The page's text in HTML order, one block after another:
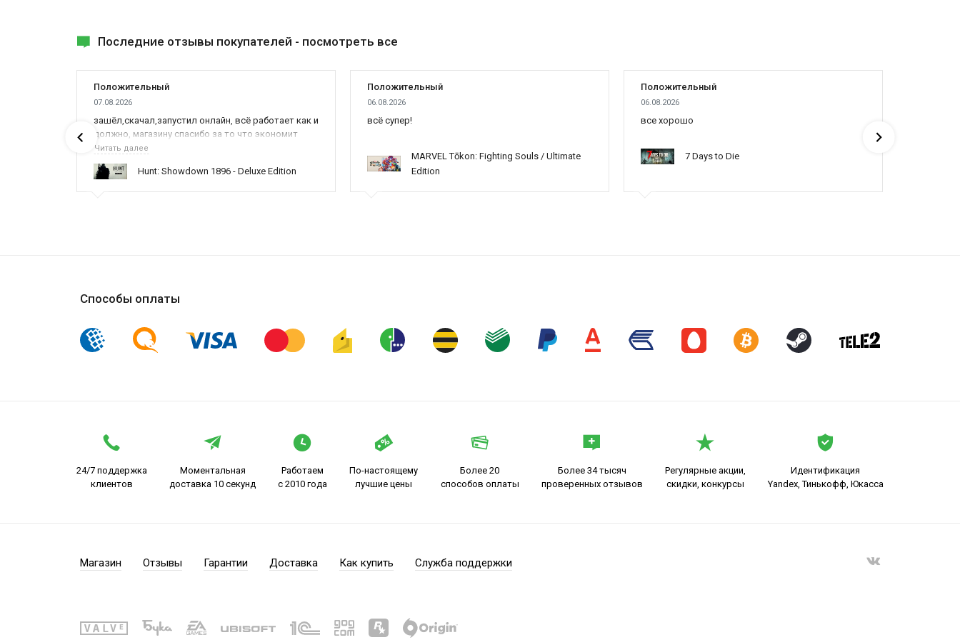
Последние отзывы покупателей - посмотреть все
Положительный
07.08.2026
зашёл,скачал,запустил онлайн, всё работает как и
должно, магазину спасибо за то что экономит
наше время,нервы и деньги, ребята вы красава
всех только вы и оказываете помощь
Читать далее
Hunt: Showdown 1896 - Deluxe Edition
Положительный
06.08.2026
всё супер!
MARVEL Tōkon: Fighting Souls / Ultimate
Edition
Положительный
06.08.2026
все хорошо
7 Days to Die
Способы оплаты
24/7 поддержка
клиентов
Моментальная
доставка 10 секунд
Работаем
с 2010 года
По-настоящему
лучшие цены
Более 20
способов оплаты
Более 34 тысяч
проверенных отзывов
Регулярные акции,
скидки, конкурсы
Идентификация
Yandex, Тинькофф, Юкасса
Магазин Отзывы Гарантии Доставка Как купить Служба поддержки